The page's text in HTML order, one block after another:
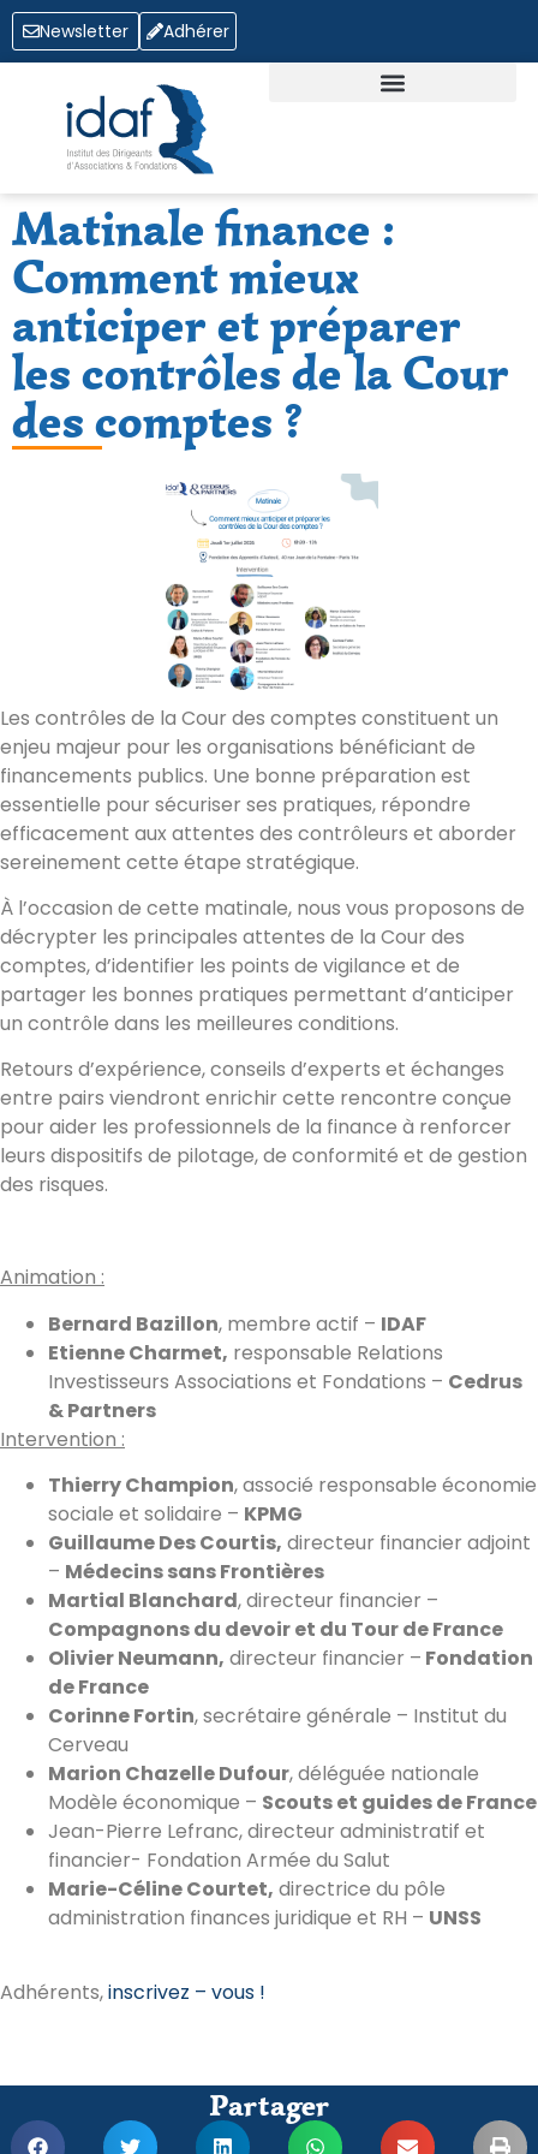
Newsletter Adhérer
Matinale finance :
Comment mieux
anticiper et préparer
les contrôles de la Cour
des comptes ?
Les contrôles de la Cour des comptes constituent un
enjeu majeur pour les organisations bénéficiant de
financements publics. Une bonne préparation est
essentielle pour sécuriser ses pratiques, répondre
efficacement aux attentes des contrôleurs et aborder
sereinement cette étape stratégique.
À l’occasion de cette matinale, nous vous proposons de
décrypter les principales attentes de la Cour des
comptes, d’identifier les points de vigilance et de
partager les bonnes pratiques permettant d’anticiper
un contrôle dans les meilleures conditions.
Retours d’expérience, conseils d’experts et échanges
entre pairs viendront enrichir cette rencontre conçue
pour aider les professionnels de la finance à renforcer
leurs dispositifs de pilotage, de conformité et de gestion
des risques.
Animation :
Bernard Bazillon, membre actif – IDAF
Etienne Charmet, responsable Relations
Investisseurs Associations et Fondations – Cedrus
& Partners
Intervention :
Thierry Champion, associé responsable économie
sociale et solidaire – KPMG
Guillaume Des Courtis, directeur financier adjoint
– Médecins sans Frontières
Martial Blanchard, directeur financier –
Compagnons du devoir et du Tour de France
Olivier Neumann, directeur financier – Fondation
de France
Corinne Fortin, secrétaire générale – Institut du
Cerveau
Marion Chazelle Dufour, déléguée nationale
Modèle économique – Scouts et guides de France
Jean-Pierre Lefranc, directeur administratif et
financier- Fondation Armée du Salut
Marie-Céline Courtet, directrice du pôle
administration finances juridique et RH – UNSS
Adhérents,inscrivez – vous !
Partager